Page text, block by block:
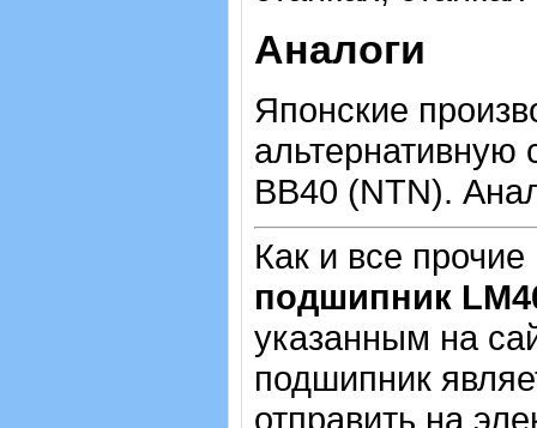
Аналоги
Японские
альтернативную
BB40 (NTN).
Как и все
подшипник
указанным на
подшипник
отправить на